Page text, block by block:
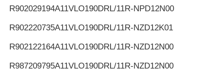
R902029194A11VLO190DRL/11R-NPD12N00
R902220735A11VLO190DRL/11R-NZD12K01
R902122164A11VLO190DRL/11R-NZD12N00
R987209795A11VLO190DRL/11R-NZD12N00